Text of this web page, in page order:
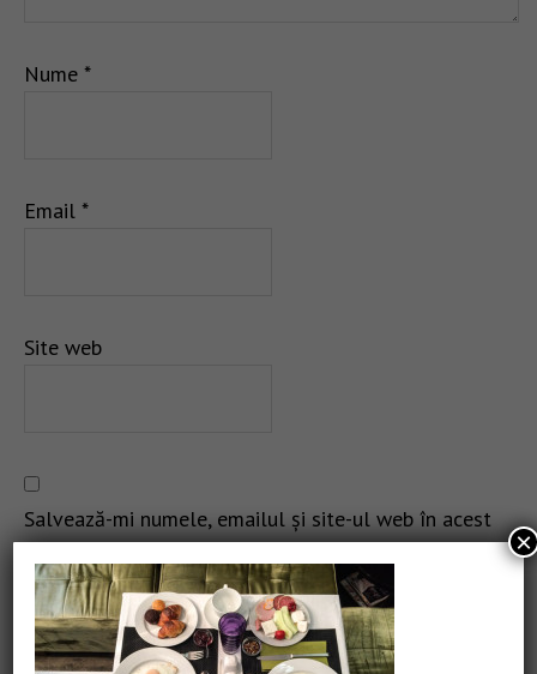
Nume *
Email *
Site web
Salvează-mi numele, emailul și site-ul web în acest
×